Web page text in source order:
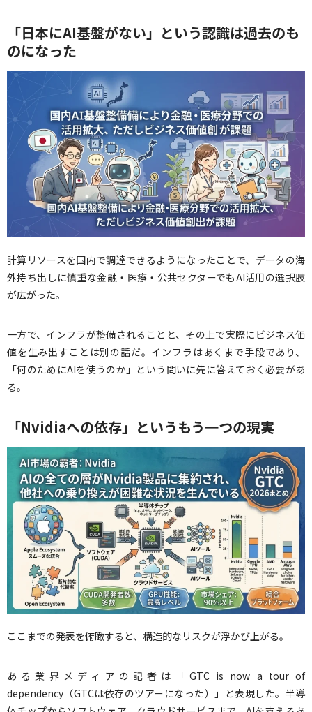
「日本にAI基盤がない」という認識は過去のも
のになった
計算リソースを国内で調達できるようになったことで、データの海
外持ち出しに慎重な金融・医療・公共セクターでもAI活用の選択肢
が広がった。
一方で、インフラが整備されることと、その上で実際にビジネス価
値を生み出すことは別の話だ。インフラはあくまで手段であり、
「何のためにAIを使うのか」という問いに先に答えておく必要があ
る。
「Nvidiaへの依存」というもう一つの現実
ここまでの発表を俯瞰すると、構造的なリスクが浮かび上がる。
ある業界メディアの記者は「GTC is now a tour of
dependency（GTCは依存のツアーになった）」と表現した。半導